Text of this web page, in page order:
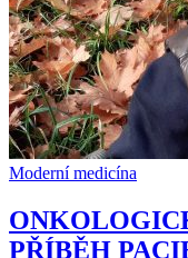
Moderní medicína
PŘÍBĚH